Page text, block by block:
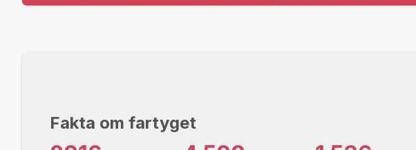
Fakta om fartyget